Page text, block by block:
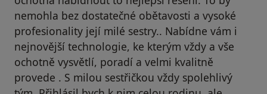
nemohla bez dostatečné obětavosti a vysoké
profesionality její milé sestry.. Nabídne vám i
nejnovější technologie, ke kterým vždy a vše
ochotně vysvětlí, poradí a velmi kvalitně
provede . S milou sestřičkou vždy spolehlivý